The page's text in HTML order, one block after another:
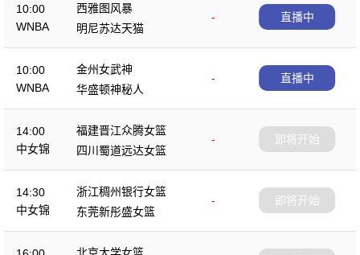
10:00
WNBA
西雅图风暴
-
明尼苏达天猫
直播中
10:00
WNBA
金州女武神
-
华盛顿神秘人
直播中
14:00
中女锦
福建晋江众腾女篮
-
四川蜀道远达女篮
即将开始
14:30
中女锦
浙江稠州银行女篮
-
东莞新彤盛女篮
即将开始
北京大学女篮